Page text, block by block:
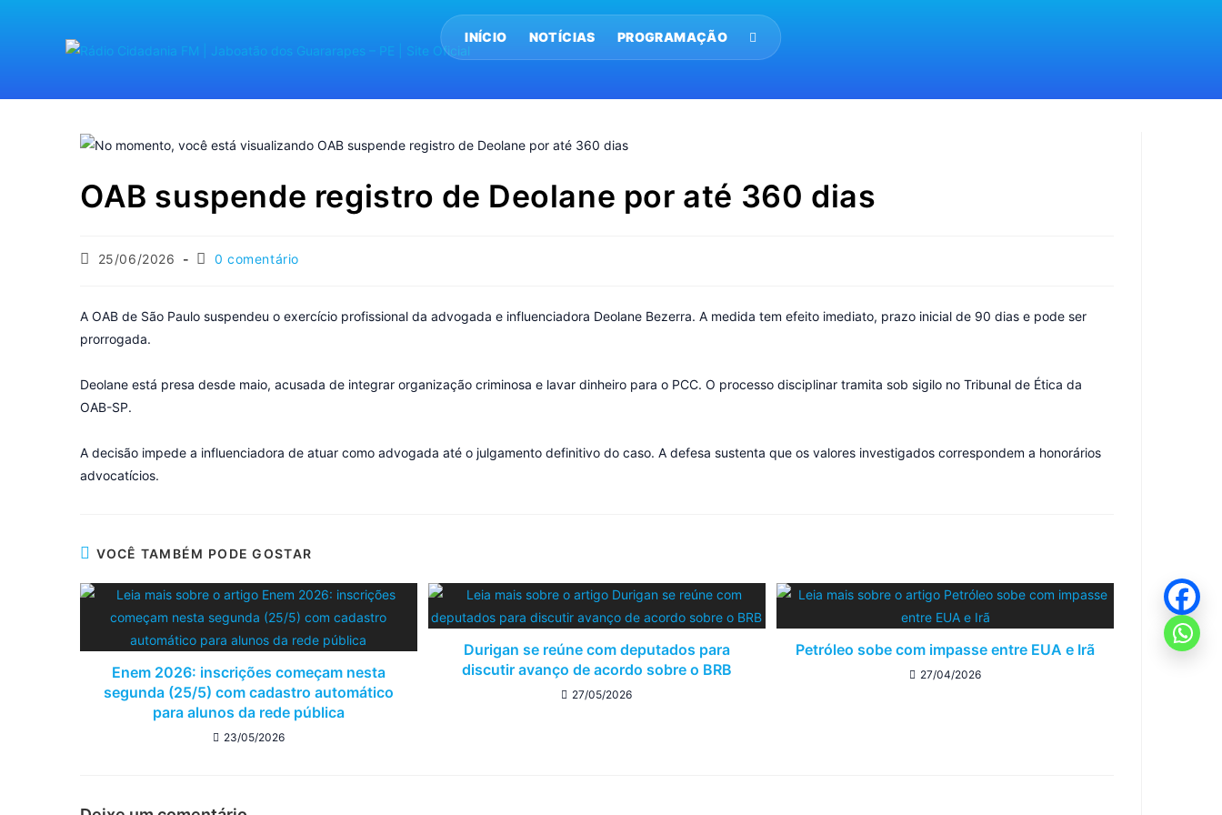
INÍCIO NOTÍCIAS PROGRAMAÇÃO
OAB suspende registro de Deolane por até 360 dias
25/06/2026 0 comentário
A OAB de São Paulo suspendeu o exercício profissional da advogada e influenciadora Deolane Bezerra. A medida tem efeito imediato, prazo inicial de 90 dias e pode ser
prorrogada.
Deolane está presa desde maio, acusada de integrar organização criminosa e lavar dinheiro para o PCC. O processo disciplinar tramita sob sigilo no Tribunal de Ética da
OAB-SP.
A decisão impede a influenciadora de atuar como advogada até o julgamento definitivo do caso. A defesa sustenta que os valores investigados correspondem a honorários
advocatícios.
VOCÊ TAMBÉM PODE GOSTAR
Enem 2026: inscrições começam nesta
segunda (25/5) com cadastro automático
para alunos da rede pública
23/05/2026
Durigan se reúne com deputados para
discutir avanço de acordo sobre o BRB
27/05/2026
Petróleo sobe com impasse entre EUA e Irã
27/04/2026